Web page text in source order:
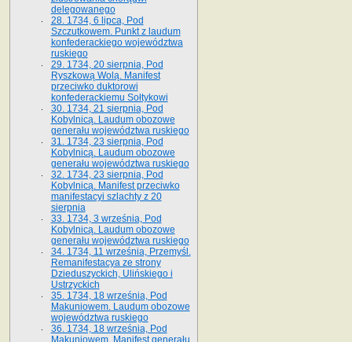
delegowanego
28. 1734, 6 lipca, Pod
Szczutkowem. Punkt z laudum
konfederackiego województwa
ruskiego
29. 1734, 20 sierpnia, Pod
Ryszkową Wolą. Manifest
przeciwko duktorowi
konfederackiemu Sołtykowi
30. 1734, 21 sierpnia, Pod
Kobylnicą. Laudum obozowe
generału województwa ruskiego
31. 1734, 23 sierpnia, Pod
Kobylnicą. Laudum obozowe
generału województwa ruskiego
32. 1734, 23 sierpnia, Pod
Kobylnicą. Manifest przeciwko
manifestacyi szlachty z 20
sierpnia
33. 1734, 3 września, Pod
Kobylnicą. Laudum obozowe
generału województwa ruskiego
34. 1734, 11 września, Przemyśl.
Remanifestacya ze strony
Dzieduszyckich, Ulińskiego i
Ustrzyckich
35. 1734, 18 września, Pod
Makuniowem. Laudum obozowe
województwa ruskiego
36. 1734, 18 września, Pod
Makuniowem. Manifest generału